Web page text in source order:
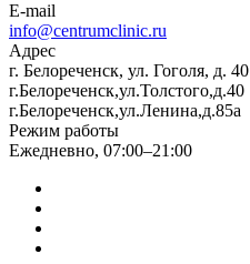
E-mail
info@centrumclinic.ru
Адрес
г. Белореченск, ул. Гоголя, д. 40
г.Белореченск,ул.Толстого,д.40
г.Белореченск,ул.Ленина,д.85а
Режим работы
Ежедневно, 07:00–21:00